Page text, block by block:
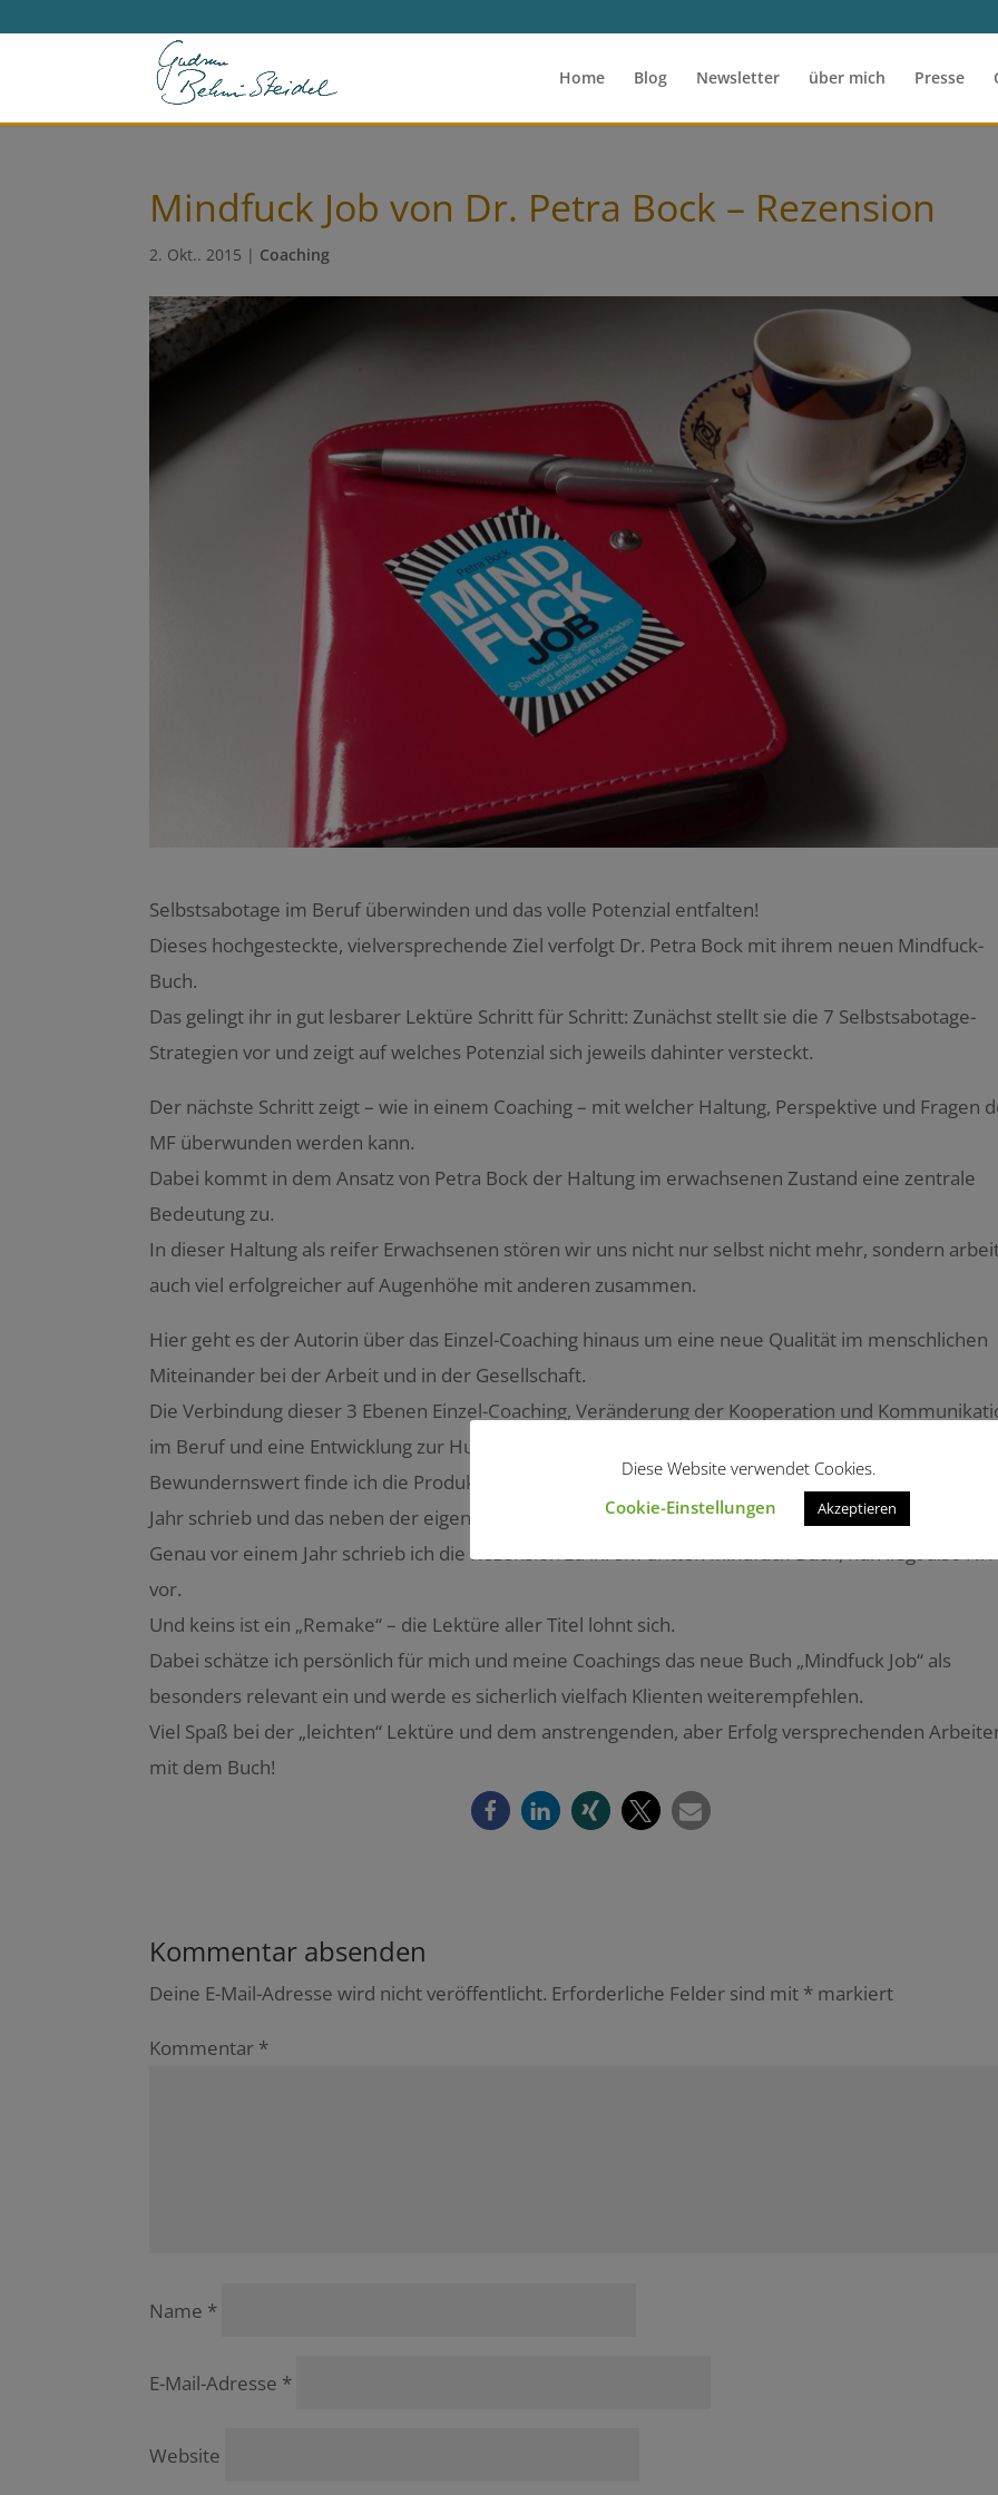
Home Blog Newsletter über mich Presse
Mindfuck Job von Dr. Petra Bock – Rezension
2. Okt.. 2015 | Coaching
Selbstsabotage im Beruf überwinden und das volle Potenzial entfalten!
Dieses hochgesteckte, vielversprechende Ziel verfolgt Dr. Petra Bock mit ihrem neuen Mindfuck-
Buch.
Das gelingt ihr in gut lesbarer Lektüre Schritt für Schritt: Zunächst stellt sie die 7 Selbstsabotage-
Strategien vor und zeigt auf welches Potenzial sich jeweils dahinter versteckt.
Der nächste Schritt zeigt – wie in einem Coaching – mit welcher Haltung, Perspektive und Fragen
MF überwunden werden kann.
Dabei kommt in dem Ansatz von Petra Bock der Haltung im erwachsenen Zustand eine zentrale
Bedeutung zu.
In dieser Haltung als reifer Erwachsenen stören wir uns nicht nur selbst nicht mehr, sondern
auch viel erfolgreicher auf Augenhöhe mit anderen zusammen.
Hier geht es der Autorin über das Einzel-Coaching hinaus um eine neue Qualität im menschlichen
Miteinander bei der Arbeit und in der Gesellschaft.
Die Verbindung dieser 3 Ebenen Einzel-Coaching, Veränderung der Kooperation und
im Beruf und eine Entwicklung zur Humanity (statt Diversity) ist der Autorin bestens gelungen.
Bewundernswert finde ich die Produktivität von Dr. Petra Bock, die in den letzten Jahren ein Buch
Jahr schrieb und das neben der eigenen Coaching-Akademie!
Genau vor einem Jahr schrieb ich die Rezension zu ihrem dritten Mindfuck-Buch, nun liegt also Nr.
vor.
Und keins ist ein „Remake“ – die Lektüre aller Titel lohnt sich.
Dabei schätze ich persönlich für mich und meine Coachings das neue Buch „Mindfuck Job“ als
besonders relevant ein und werde es sicherlich vielfach Klienten weiterempfehlen.
Viel Spaß bei der „leichten“ Lektüre und dem anstrengenden, aber Erfolg versprechenden
mit dem Buch!
Kommentar absenden
Deine E-Mail-Adresse wird nicht veröffentlicht. Erforderliche Felder sind mit * markiert
Kommentar *
Name *
E-Mail-Adresse *
Website
Diese Website verwendet Cookies.
Cookie-Einstellungen
Akzeptieren